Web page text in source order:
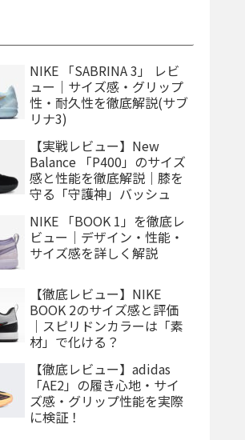
NIKE 「SABRINA 3」 レビ
ュー｜サイズ感・グリップ
性・耐久性を徹底解説(サブ
リナ3)
【実戦レビュー】New
Balance 「P400」のサイズ
感と性能を徹底解説｜膝を
守る「守護神」バッシュ
NIKE 「BOOK 1」を徹底レ
ビュー｜デザイン・性能・
サイズ感を詳しく解説
【徹底レビュー】NIKE
BOOK 2のサイズ感と評価
｜スピリドンカラーは「素
材」で化ける？
【徹底レビュー】adidas
「AE2」の履き心地・サイ
ズ感・グリップ性能を実際
に検証！